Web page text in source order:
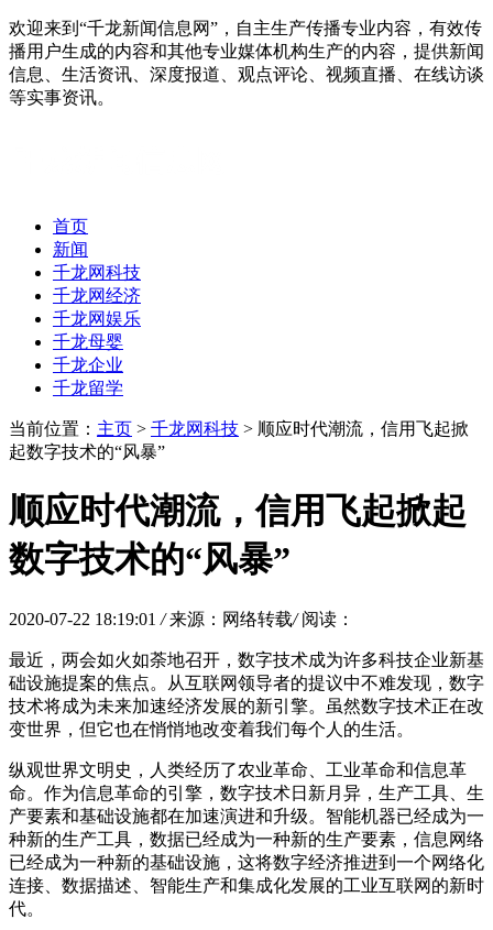
欢迎来到“千龙新闻信息网”，自主生产传播专业内容，有效传
播用户生成的内容和其他专业媒体机构生产的内容，提供新闻
信息、生活资讯、深度报道、观点评论、视频直播、在线访谈
等实事资讯。
首页
新闻
千龙网科技
千龙网经济
千龙网娱乐
千龙母婴
千龙企业
千龙留学
当前位置： 主页 > 千龙网科技 > 顺应时代潮流，信用飞起掀
起数字技术的“风暴”
顺应时代潮流，信用飞起掀起
数字技术的“风暴”
2020-07-22 18:19:01 / 来源：网络转载/ 阅读：
最近，两会如火如荼地召开，数字技术成为许多科技企业新基
础设施提案的焦点。从互联网领导者的提议中不难发现，数字
技术将成为未来加速经济发展的新引擎。虽然数字技术正在改
变世界，但它也在悄悄地改变着我们每个人的生活。
纵观世界文明史，人类经历了农业革命、工业革命和信息革
命。作为信息革命的引擎，数字技术日新月异，生产工具、生
产要素和基础设施都在加速演进和升级。智能机器已经成为一
种新的生产工具，数据已经成为一种新的生产要素，信息网络
已经成为一种新的基础设施，这将数字经济推进到一个网络化
连接、数据描述、智能生产和集成化发展的工业互联网的新时
代。